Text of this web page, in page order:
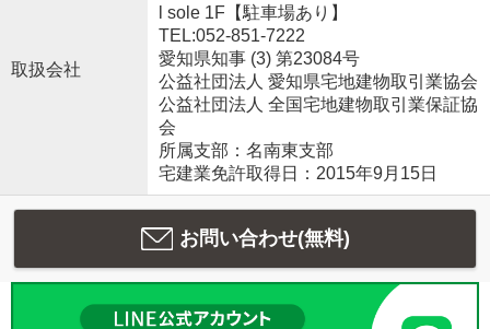
取扱会社
l sole 1F【駐車場あり】
TEL:052-851-7222
愛知県知事 (3) 第23084号
公益社団法人 愛知県宅地建物取引業協会
公益社団法人 全国宅地建物取引業保証協
会
所属支部：名南東支部
宅建業免許取得日：2015年9月15日
お問い合わせ(無料)